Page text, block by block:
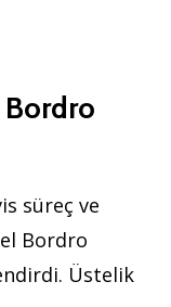
Bordro
süreç ve
Bordro
Üstelik